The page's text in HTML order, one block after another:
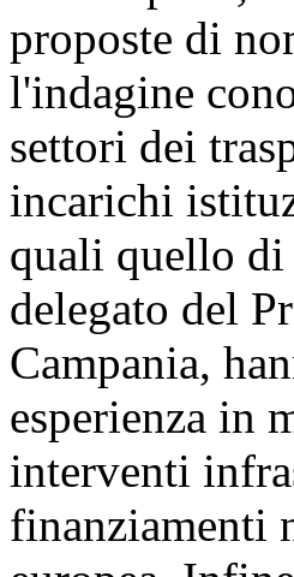
proposte di
l'indagine
settori dei
incarichi
quali quello di
delegato del
Campania,
esperienza in
interventi
finanziamenti